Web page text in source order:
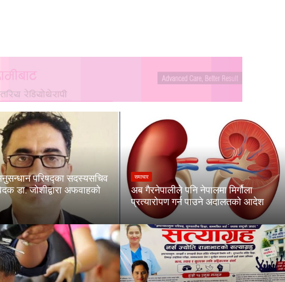
परिषद्का सदस्यसचिव
डा. जोशीद्वारा अफवाहको
समाचार
अब गैरनेपालीले पनि नेपालमा मिर्गौला
प्रत्यारोपण गर्न पाउने अदालतको आदेश